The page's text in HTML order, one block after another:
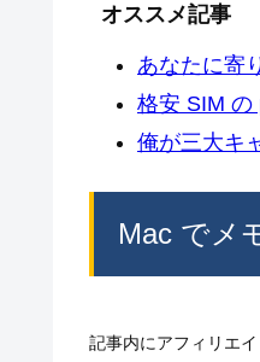
オススメ記事
あなたに寄
格安 SIM の
俺が三大キ
Mac でメ
記事内にアフィリエ